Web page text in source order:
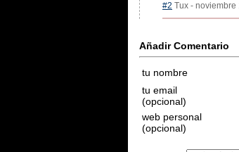
#2 Tux - noviembre
Añadir Comentario
tu nombre
tu email
(opcional)
web personal
(opcional)